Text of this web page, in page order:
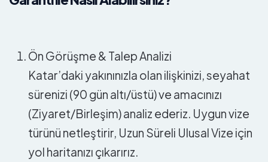
Ön Görüşme & Talep Analizi
Katar’daki yakınınızla olan ilişkinizi, seyahat
sürenizi (90 gün altı/üstü) ve amacınızı
(Ziyaret/Birleşim) analiz ederiz. Uygun vize
türünü netleştirir, Uzun Süreli Ulusal Vize için
yol haritanızı çıkarırız.